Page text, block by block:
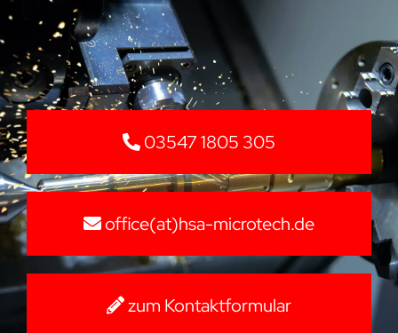
03547 1805 305
office(at)hsa-microtech.de
zum Kontaktformular